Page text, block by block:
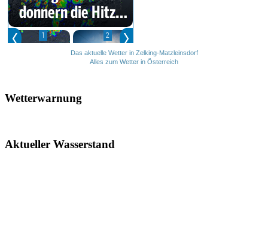
Das aktuelle Wetter in Zelking-Matzleinsdorf
Alles zum Wetter in Österreich
Wetterwarnung
Aktueller Wasserstand